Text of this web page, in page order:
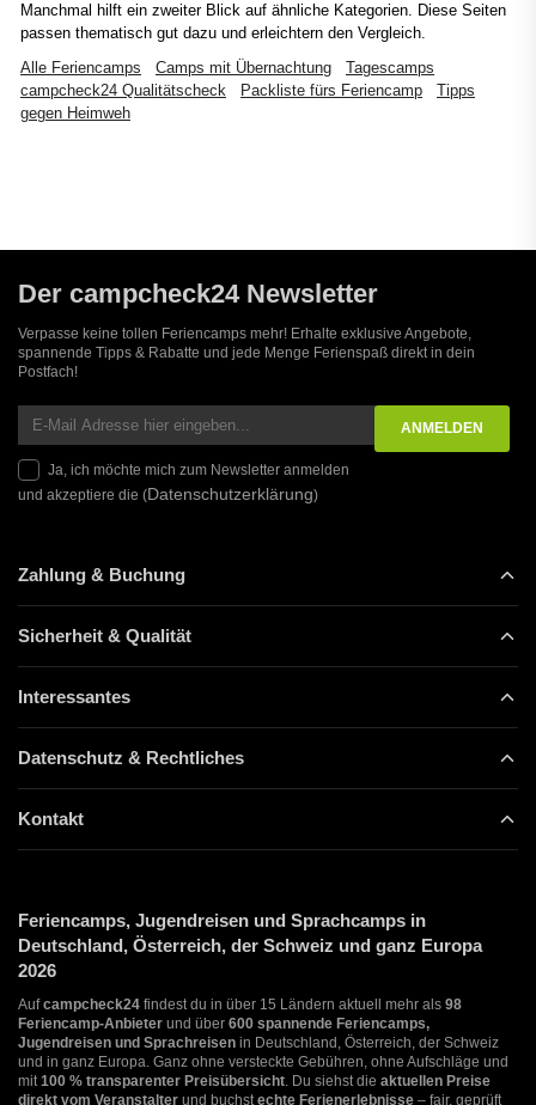
Manchmal hilft ein zweiter Blick auf ähnliche Kategorien. Diese Seiten
passen thematisch gut dazu und erleichtern den Vergleich.
Alle Feriencamps
Camps mit Übernachtung
Tagescamps
campcheck24 Qualitätscheck
Packliste fürs Feriencamp
Tipps
gegen Heimweh
Der campcheck24 Newsletter
Verpasse keine tollen Feriencamps mehr! Erhalte exklusive Angebote,
spannende Tipps & Rabatte und jede Menge Ferienspaß direkt in dein
Postfach!
Ja, ich möchte mich zum Newsletter anmelden
und akzeptiere die (Datenschutzerklärung)
Zahlung & Buchung
Sicherheit & Qualität
Interessantes
Datenschutz & Rechtliches
Kontakt
Feriencamps, Jugendreisen und Sprachcamps in
Deutschland, Österreich, der Schweiz und ganz Europa
2026
Aufcampcheck24 findest du in über 15 Ländern aktuell mehr als 98
Feriencamp-Anbieter und über 600 spannende Feriencamps,
Jugendreisen und Sprachreisen in Deutschland, Österreich, der Schweiz
und in ganz Europa. Ganz ohne versteckte Gebühren, ohne Aufschläge und
mit100 % transparenter Preisübersicht. Du siehst die aktuellen Preise
direkt vom Veranstalter und buchstechte Ferienerlebnisse – fair, geprüft